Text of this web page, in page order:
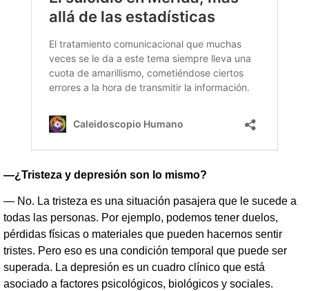
—¿Tristeza y depresión son lo mismo?
— No. La tristeza es una situación pasajera que le sucede a
todas las personas. Por ejemplo, podemos tener duelos,
pérdidas físicas o materiales que pueden hacernos sentir
tristes. Pero eso es una condición temporal que puede ser
superada. La depresión es un cuadro clínico que está
asociado a factores psicológicos, biológicos y sociales.